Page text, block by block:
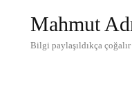
Mahmut
Bilgi paylaşıldıkça çoğalır